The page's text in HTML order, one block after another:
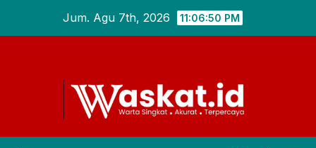
Jum. Agu 7th, 2026 11:06:51 PM